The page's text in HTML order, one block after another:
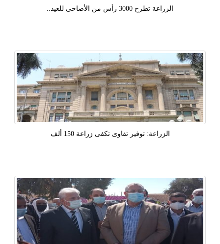
الزراعة تطرح 3000 رأس من الأضاحى للعيد..
الزراعة: توفير تقاوى تكفى زراعة 150 ألف